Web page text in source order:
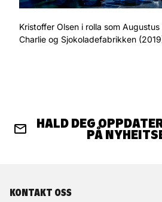
Kristoffer Olsen i rolla som Augustus
Charlie og Sjokoladefabrikken
HALD DEG
PÅ
KONTAKT OSS